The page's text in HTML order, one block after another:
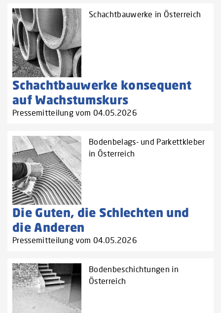
Schachtbauwerke in Österreich
Schachtbauwerke konsequent
auf Wachstumskurs
Pressemitteilung vom 04.05.2026
Bodenbelags- und Parkettkleber
in Österreich
Die Guten, die Schlechten und
die Anderen
Pressemitteilung vom 04.05.2026
Bodenbeschichtungen in
Österreich